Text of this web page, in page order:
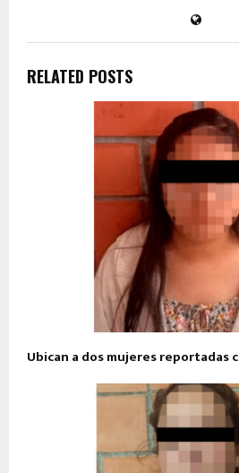
RELATED POSTS
Ubican a dos mujeres reportadas